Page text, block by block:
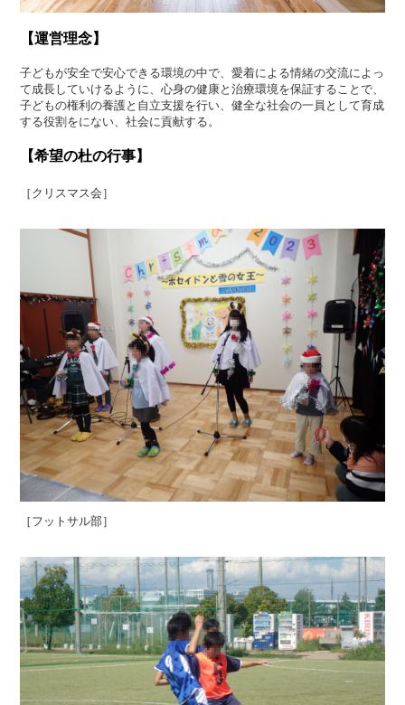
【運営理念】
子どもが安全で安心できる環境の中で、愛着による情緒の交流によっ
て成長していけるように、心身の健康と治療環境を保証することで、
子どもの権利の養護と自立支援を行い、健全な社会の一員として育成
する役割をにない、社会に貢献する。
【希望の杜の行事】
［クリスマス会］
［フットサル部］